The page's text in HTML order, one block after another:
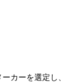
カーを選定し、